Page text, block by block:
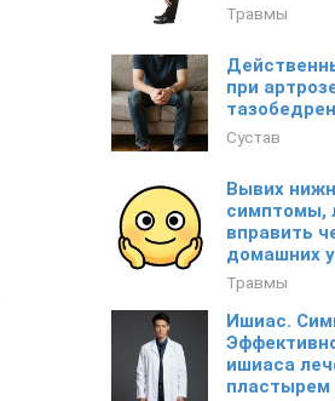
Травмы
при
Сустав
Вывих
симптомы,
вправить
домашних
Травмы
Ишиас.
ишиаса